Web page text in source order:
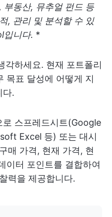
부동산, 뮤추얼 펀드 등
, 관리 및 분석할 수 있
입니다. *
각하세요. 현재 포트폴리
목표 달성에 어떻게 지
다.
스프레드시트(Google
Excel 등) 또는 대시
매 가격, 현재 가격, 현
이터 포인트를 결합하여
력을 제공합니다.